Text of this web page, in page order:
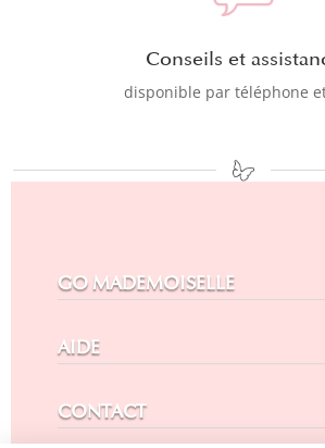
Conseils et
disponible par téléphone
GO MADEMOISELLE
AIDE
CONTACT